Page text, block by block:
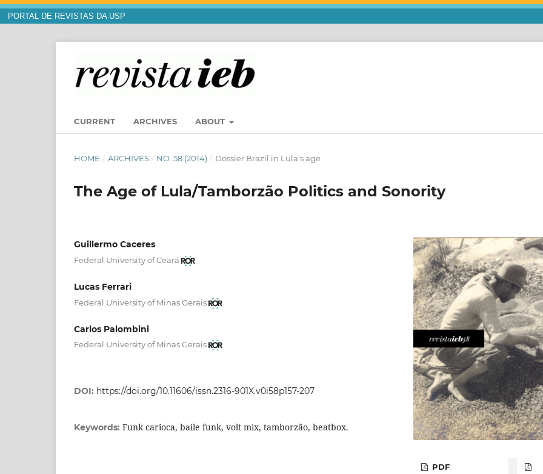
PORTAL DE REVISTAS DA USP
CURRENT ARCHIVES ABOUT
HOME / ARCHIVES / NO. 58 (2014) / Dossier Brazil in Lula's age
The Age of Lula/Tamborzão Politics and Sonority
Guillermo Caceres
Federal University of Ceará
Lucas Ferrari
Federal University of Minas Gerais
Carlos Palombini
Federal University of Minas Gerais
DOI: https://doi.org/10.11606/issn.2316-901X.v0i58p157-207
Keywords: Funk carioca, baile funk, volt mix, tamborzão, beatbox.
PDF